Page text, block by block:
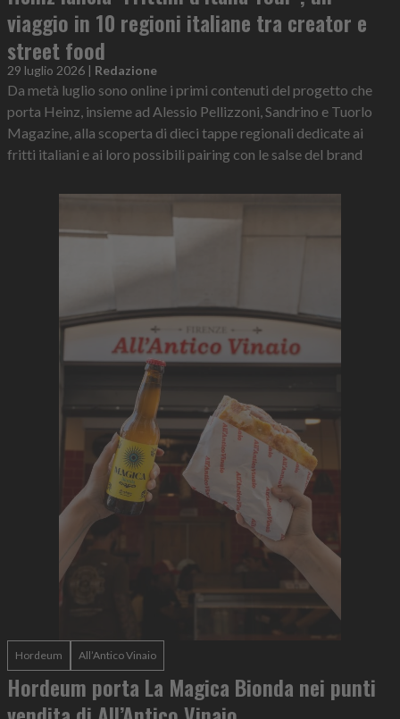
viaggio in 10 regioni italiane tra creator e
street food
29 luglio 2026 | Redazione
Da metà luglio sono online i primi contenuti del progetto che
porta Heinz, insieme ad Alessio Pellizzoni, Sandrino e Tuorlo
Magazine, alla scoperta di dieci tappe regionali dedicate ai
fritti italiani e ai loro possibili pairing con le salse del brand
Hordeum All’Antico Vinaio
Hordeum porta La Magica Bionda nei punti